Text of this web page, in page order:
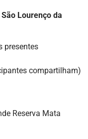
Lourenço da
presentes
compartilham)
Reserva Mata